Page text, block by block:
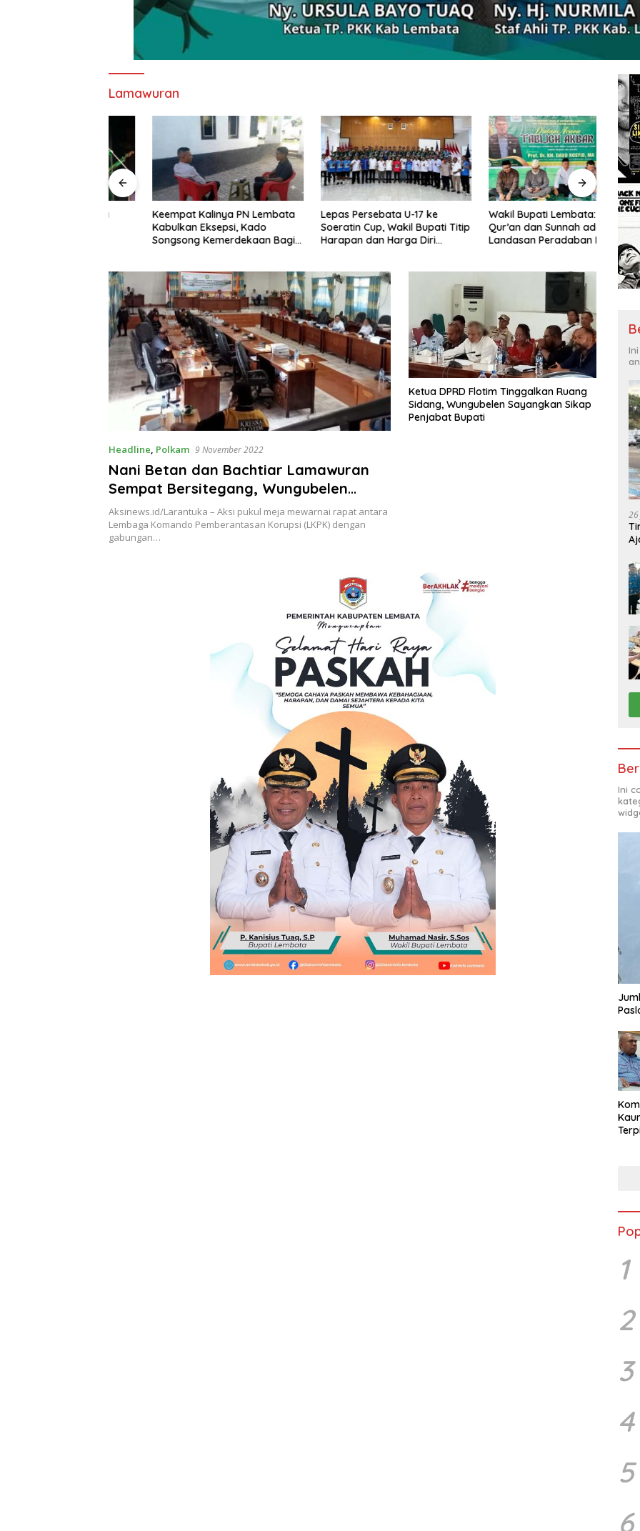
Lamawuran
Keempat Kalinya PN Lembata
Kabulkan Eksepsi, Kado
Songsong Kemerdekaan Bagi
Lepas Persebata U-17 ke
Soeratin Cup, Wakil Bupati Titip
Harapan dan Harga Diri
Wakil Bupati Lembata: Al-
Qur’an dan Sunnah adalah
Landasan Peradaban Hadapi
Headline, Polkam 9 November 2022
Nani Betan dan Bachtiar Lamawuran
Sempat Bersitegang, Wungubelen
Pertanyakan Audit RSUD Larantuka
Aksinews.id/Larantuka – Aksi pukul meja mewarnai rapat antara
Lembaga Komando Pemberantasan Korupsi (LKPK) dengan
gabungan…
Ketua DPRD Flotim Tinggalkan Ruang
Sidang, Wungubelen Sayangkan Sikap
Penjabat Bupati
Ini
1
2
3
4
5
6